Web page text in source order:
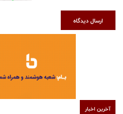
ارسال دیدگاه
آخرین اخبار